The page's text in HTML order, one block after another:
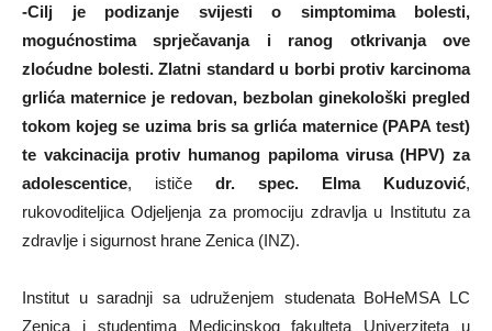
-Cilj je podizanje svijesti o simptomima bolesti,
mogućnostima sprječavanja i ranog otkrivanja ove
zloćudne bolesti. Zlatni standard u borbi protiv karcinoma
grlića maternice je redovan, bezbolan ginekološki pregled
tokom kojeg se uzima bris sa grlića maternice (PAPA test)
te vakcinacija protiv humanog papiloma virusa (HPV) za
adolescentice, ističe dr. spec. Elma Kuduzović,
rukovoditeljica Odjeljenja za promociju zdravlja u Institutu za
zdravlje i sigurnost hrane Zenica (INZ).
Institut u saradnji sa udruženjem studenata BoHeMSA LC
Zenica i studentima Medicinskog fakulteta Univerziteta u